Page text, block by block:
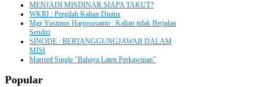
MENJADI MISDINAR SIAPA TAKUT?
WKRI : Pergilah Kalian Diutus
Mgr Yustinus Harjosusanto : Kalian tidak Berjalan
Sendiri
SINODE : BERTANGGUNGJAWAB DALAM
MISI
Married Single "Bahaya Laten Perkawinan"
Popular